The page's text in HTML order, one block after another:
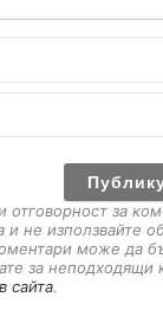
отговорност за
не използвайте
може да
за неподходящи
сайта.